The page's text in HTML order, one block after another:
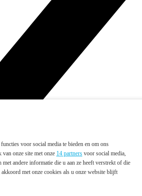
voor social media te bieden en om ons
onze site met onze 14 partners voor social media,
met andere informatie die u aan ze heeft verstrekt of die
met onze cookies als u onze website blijft